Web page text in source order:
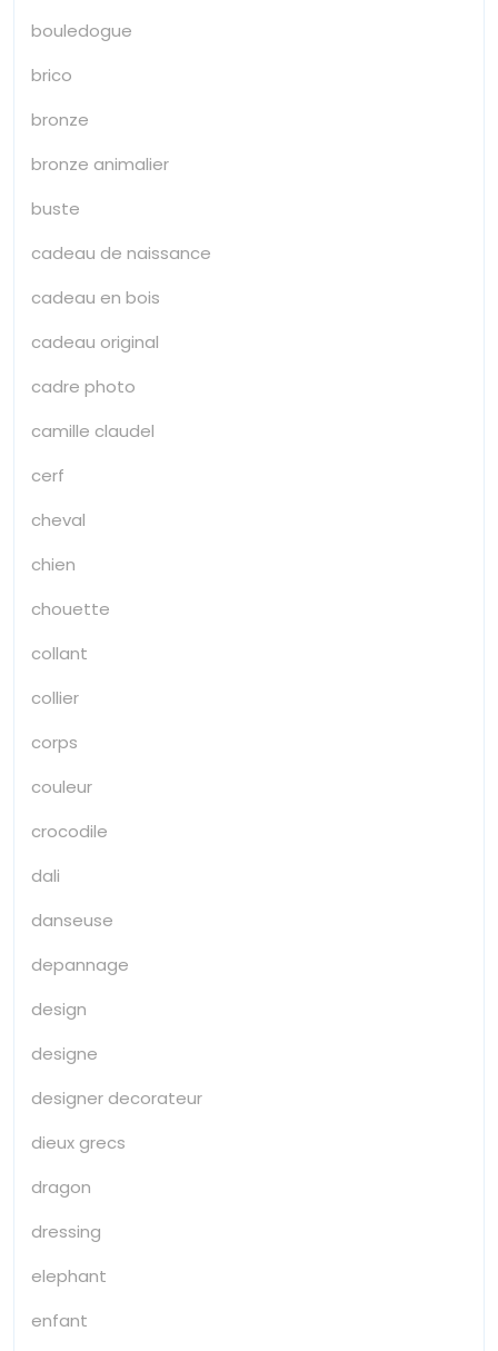
bouledogue
brico
bronze
bronze animalier
buste
cadeau de naissance
cadeau en bois
cadeau original
cadre photo
camille claudel
cerf
cheval
chien
chouette
collant
collier
corps
couleur
crocodile
dali
danseuse
depannage
design
designe
designer decorateur
dieux grecs
dragon
dressing
elephant
enfant